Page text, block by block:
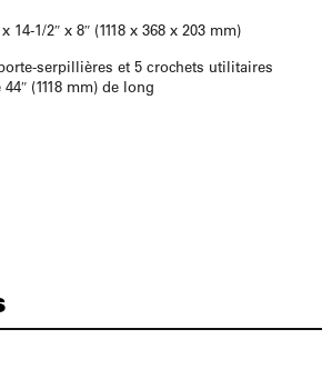
x 14-1/2″ x 8″ (1118 x 368 x 203 mm)
serpillières et 5 crochets utilitaires
44″ (1118 mm) de long